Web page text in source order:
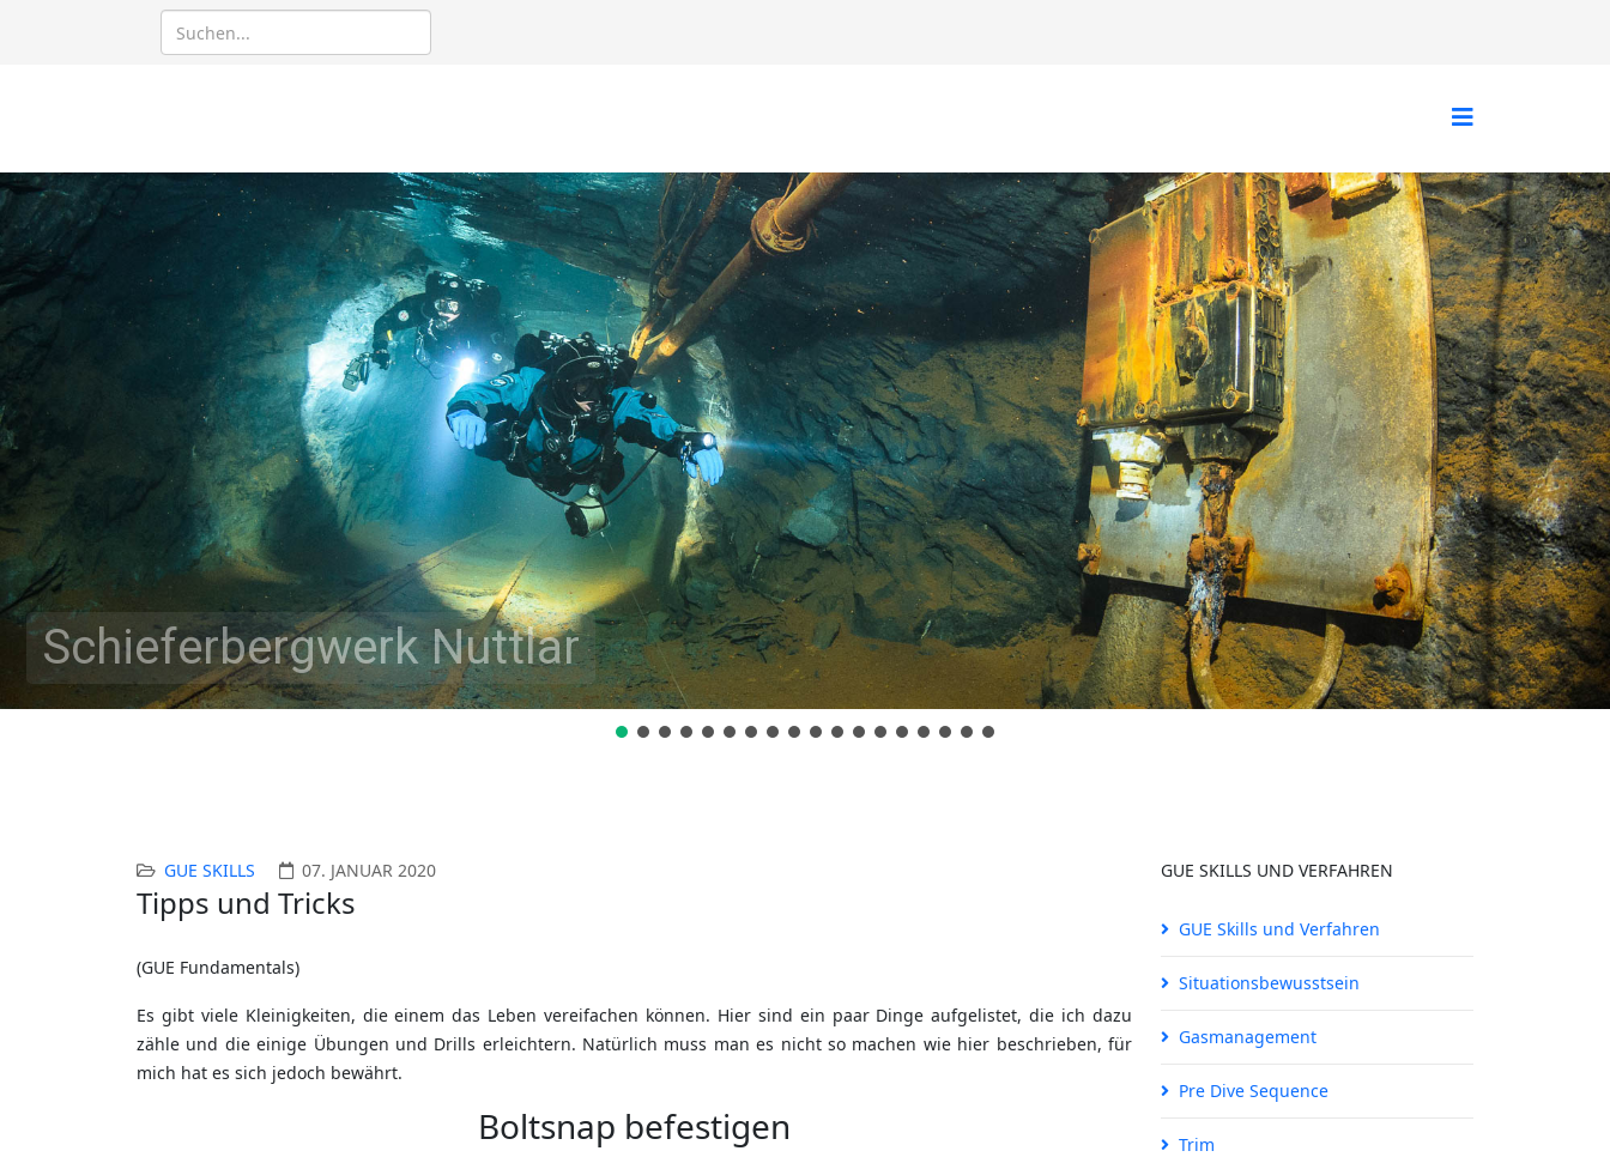
Schieferbergwerk Nuttlar
GUE SKILLS 07. JANUAR 2020
Tipps und Tricks
(GUE Fundamentals)
Es gibt viele Kleinigkeiten, die einem das Leben vereifachen können. Hier sind ein paar Dinge aufgelistet, die ich dazu
zähle und die einige Übungen und Drills erleichtern. Natürlich muss man es nicht so machen wie hier beschrieben, für
mich hat es sich jedoch bewährt.
Boltsnap befestigen
GUE SKILLS UND VERFAHREN
GUE Skills und Verfahren
Situationsbewusstsein
Gasmanagement
Pre Dive Sequence
Trim